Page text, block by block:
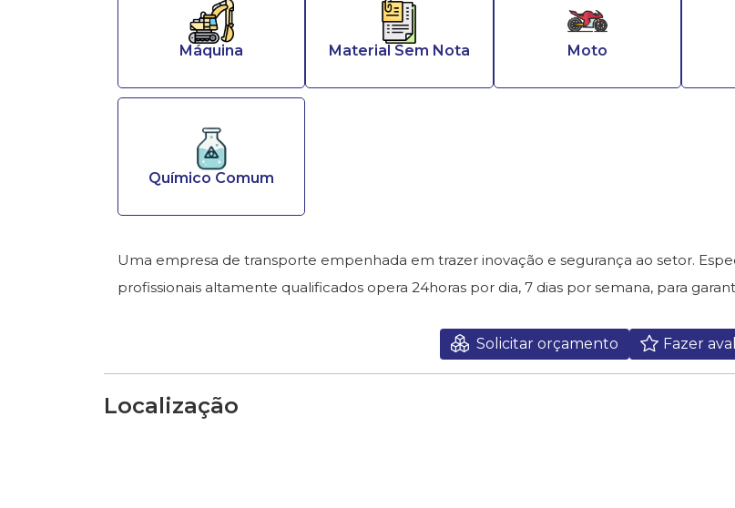
Máquina Material Sem Nota Moto
Químico Comum
Uma empresa de transporte empenhada em trazer inovação e segurança ao setor.
profissionais altamente qualificados opera 24horas por dia, 7 dias por semana, para
Solicitar orçamento Fazer
Localização